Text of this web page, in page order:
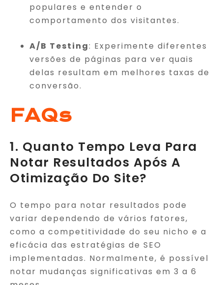
populares e entender o
comportamento dos visitantes.
A/B Testing: Experimente diferentes
versões de páginas para ver quais
delas resultam em melhores taxas de
conversão.
FAQs
1. Quanto Tempo Leva Para
Notar Resultados Após A
Otimização Do Site?
O tempo para notar resultados pode
variar dependendo de vários fatores,
como a competitividade do seu nicho e a
eficácia das estratégias de SEO
implementadas. Normalmente, é possível
notar mudanças significativas em 3 a 6